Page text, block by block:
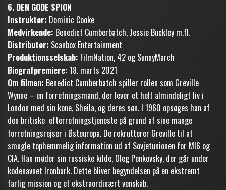
6. DEN GODE SPION
Instruktør: Dominic Cooke
Medvirkende: Benedict Cumberbatch, Jessie Buckley m.fl.
Distributør: Scanbox Entertainment
Produktionsselskab: FilmNation, 42 og SunnyMarch
Biografpremiere: 18. marts 2021
Om filmen: Benedict Cumberbatch spiller rollen som Greville
Wynne – en forretningsmand, der lever et helt almindeligt liv i
London med sin kone, Sheila, og deres søn. I 1960 opsøges han af
den britiske efterretningstjeneste på grund af sine mange
forretningsrejser i Østeuropa. De rekrutterer Greville til at
smugle tophemmelig information ud af Sovjetunionen for MI6 og
CIA. Han møder sin russiske kilde, Oleg Penkovsky, der går under
kodenavnet Ironbark. Dette bliver begyndelsen på en ekstremt
farlig mission og et ekstraordinært venskab.